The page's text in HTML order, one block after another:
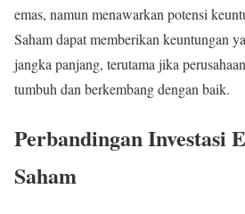
emas, namun menawarkan potensi
Saham dapat memberikan keuntungan
jangka panjang, terutama jika
tumbuh dan berkembang dengan baik.
Perbandingan Investasi
Saham